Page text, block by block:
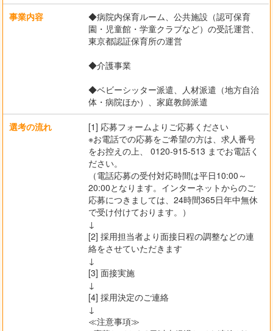
事業内容
◆病院内保育ルーム、公共施設（認可保育
園・児童館・学童クラブなど）の受託運営、
東京都認証保育所の運営
◆介護事業
◆ベビーシッター派遣、人材派遣（地方自治
体・病院ほか）、家庭教師派遣
選考の流れ
[1] 応募フォームよりご応募ください
※お電話での応募をご希望の方は、求人番号
をお控えの上、 0120-915-513 までお電話く
ださい。
（電話応募の受付対応時間は平日10:00～
20:00となります。インターネットからのご
応募につきましては、24時間365日年中無休
で受け付けております。）
↓
[2] 採用担当者より面接日程の調整などの連
絡をさせていただきます
↓
[3] 面接実施
↓
[4] 採用決定のご連絡
↓
≪注意事項≫